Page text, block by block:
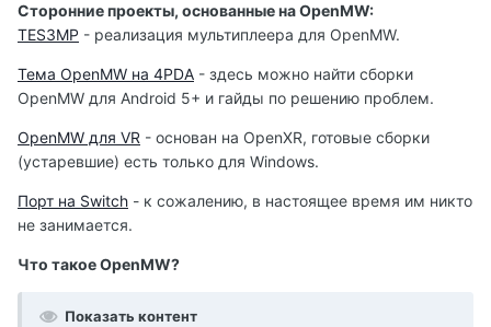
Сторонние проекты, основанные на OpenMW:
TES3MP - реализация мультиплеера для OpenMW.
Тема OpenMW на 4PDA - здесь можно найти сборки
OpenMW для Android 5+ и гайды по решению проблем.
OpenMW для VR - основан на OpenXR, готовые сборки
(устаревшие) есть только для Windows.
Порт на Switch - к сожалению, в настоящее время им никто
не занимается.
Что такое OpenMW?
Показать контент